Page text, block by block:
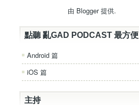
由 Blogger提供.
點聽 亂GAD PODCAST 最方便
Android 篇
iOS 篇
主持